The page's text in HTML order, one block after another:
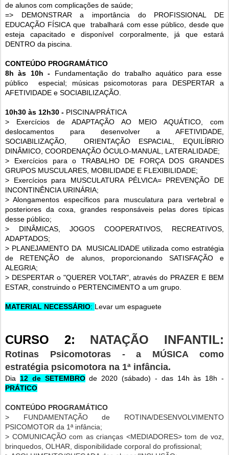
de alunos com complicações de saúde;
=> DEMONSTRAR a importância do PROFISSIONAL DE
EDUCAÇÃO FÍSICA que trabalhará com esse público, desde que
esteja capacitado e disponível corporalmente, já que estará
DENTRO da piscina.
CONTEÚDO PROGRAMÁTICO
8h às 10h - Fundamentação do trabalho aquático para esse
público especial; músicas psicomotoras para DESPERTAR a
AFETIVIDADE e SOCIABILIZAÇÃO.
10h30 às 12h30 - PISCINA/PRÁTICA
> Exercícios de ADAPTAÇÃO AO MEIO AQUÁTICO, com
deslocamentos para desenvolver a AFETIVIDADE,
SOCIABILIZAÇÃO, ORIENTAÇÃO ESPACIAL, EQUILÍBRIO
DINÂMICO, COORDENAÇÃO ÓCULO-MANUAL, LATERALIDADE;
> Exercícios para o TRABALHO DE FORÇA DOS GRANDES
GRUPOS MUSCULARES, MOBILIDADE E FLEXIBILIDADE;
> Exercícios para MUSCULATURA PÉLVICA= PREVENÇÃO DE
INCONTINÊNCIA URINÁRIA;
> Alongamentos específicos para musculatura para vertebral e
posteriores da coxa, grandes responsáveis pelas dores típicas
desse público;
> DINÂMICAS, JOGOS COOPERATIVOS, RECREATIVOS,
ADAPTADOS;
> PLANEJAMENTO DA MUSICALIDADE utilizada como estratégia
de RETENÇÃO de alunos, proporcionando SATISFAÇÃO e
ALEGRIA;
> DESPERTAR o "QUERER VOLTAR", através do PRAZER E BEM
ESTAR, construindo o PERTENCIMENTO a um grupo.
MATERIAL NECESSÁRIO: Levar um espaguete
CURSO 2: NATAÇÃO INFANTIL:
Rotinas Psicomotoras - a MÚSICA como
estratégia psicomotora na 1ª infância.
Dia 12 de SETEMBROde 2020 (sábado) - das 14h às 18h -
PRÁTICO
CONTEÚDO PROGRAMÁTICO
> FUNDAMENTAÇÃO de ROTINA/DESENVOLVIMENTO
PSICOMOTOR da 1ª infância;
> COMUNICAÇÃO com as crianças <MEDIADORES> tom de voz,
brinquedos, OLHAR, disponibilidade corporal do profissional;